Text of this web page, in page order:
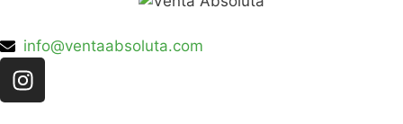
info@ventaabsoluta.com